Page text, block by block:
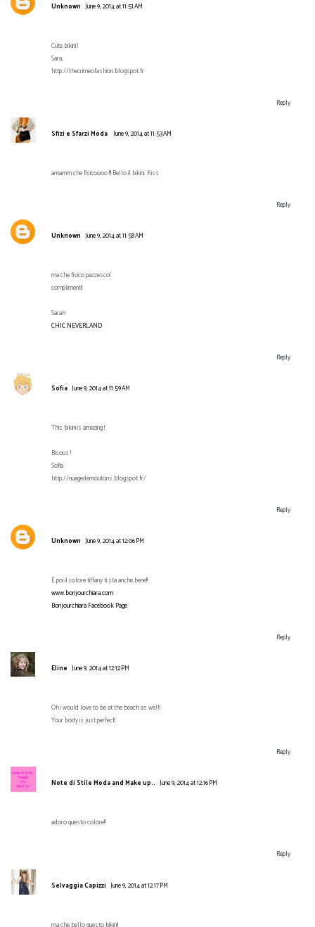
Unknown June 9, 2014 at 11:51 AM
Cute bikini !
Sara,
http://thecrimeofashion.blogspot.fr
Reply
Sfizi e Sfarzi Moda June 9, 2014 at 11:53 AM
amamm che fisicoooo !!! Bello il bikini. Kiss
Reply
Unknown June 9, 2014 at 11:58 AM
ma che fisico pazzesco!
complimenti!
Sarah
CHIC NEVERLAND
Reply
Sofia June 9, 2014 at 11:59 AM
This bikini is amazing !
Bisous !
Sofia
http://nuagedemoutons.blogspot.fr/
Reply
Unknown June 9, 2014 at 12:06 PM
E poi il colore tiffany ti sta anche bene!!
www.bonjourchiara.com
Bonjourchiara Facebook Page
Reply
Eline June 9, 2014 at 12:12 PM
Oh i would love to be at the beach as well!
Your body is just perfect!
Reply
Note di Stile Moda and Make up.. June 9, 2014 at 12:16 PM
adoro questo colore!!
Reply
Selvaggia Capizzi June 9, 2014 at 12:17 PM